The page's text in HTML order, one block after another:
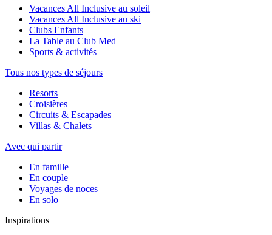
Vacances All Inclusive au soleil
Vacances All Inclusive au ski
Clubs Enfants
La Table au Club Med
Sports & activités
Tous nos types de séjours
Resorts
Croisières
Circuits & Escapades
Villas & Chalets
Avec qui partir
En famille
En couple
Voyages de noces
En solo
Inspirations